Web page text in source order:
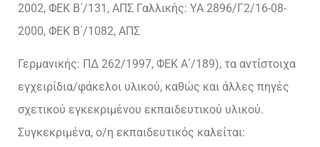
2002, ΦΕΚ Β΄/131, ΑΠΣ Γαλλικής: ΥΑ 2896/Γ2/16-08-
2000, ΦΕΚ Β΄/1082, ΑΠΣ
Γερμανικής: ΠΔ 262/1997, ΦΕΚ Α΄/189), τα αντίστοιχα
εγχειρίδια/φάκελοι υλικού, καθώς και άλλες πηγές
σχετικού εγκεκριμένου εκπαιδευτικού υλικού.
Συγκεκριμένα, ο/η εκπαιδευτικός καλείται: